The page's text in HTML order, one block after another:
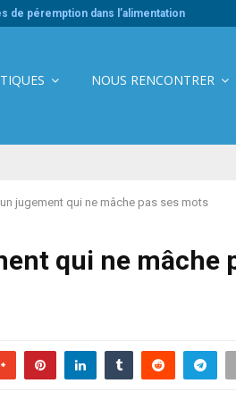
de péremption dans l’alimentation
NOUS RENCONTRER
jugement qui ne mâche pas ses mots
qui ne mâche